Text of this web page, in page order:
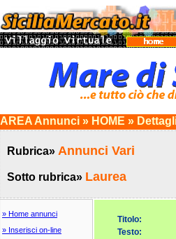
AREA Annunci » HOME »
Rubrica» Annunci Vari
Sotto rubrica» Laurea
» Home annunci
» Inserisci on-line
Titolo:
Testo: